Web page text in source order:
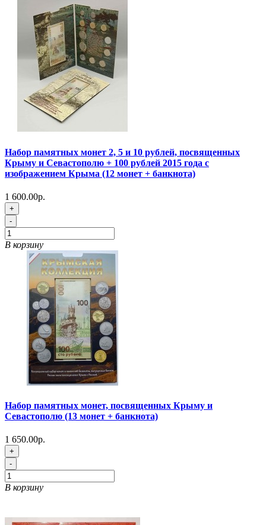
Набор памятных монет 2, 5 и 10 рублей, посвященных
Крыму и Севастополю + 100 рублей 2015 года с
изображением Крыма (12 монет + банкнота)
1 600.00р.
+
-
В корзину
Набор памятных монет, посвященных Крыму и
Севастополю (13 монет + банкнота)
1 650.00р.
+
-
В корзину